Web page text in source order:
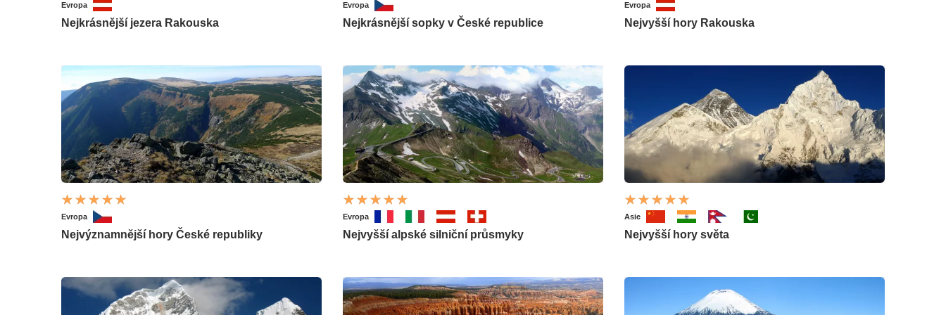
Evropa
Nejkrásnější jezera Rakouska
Evropa
Nejkrásnější sopky v České republice
Evropa
Nejvyšší hory Rakouska
Evropa
Nejvýznamnější hory České republiky
Evropa
Nejvyšší alpské silniční průsmyky
Asie
Nejvyšší hory světa